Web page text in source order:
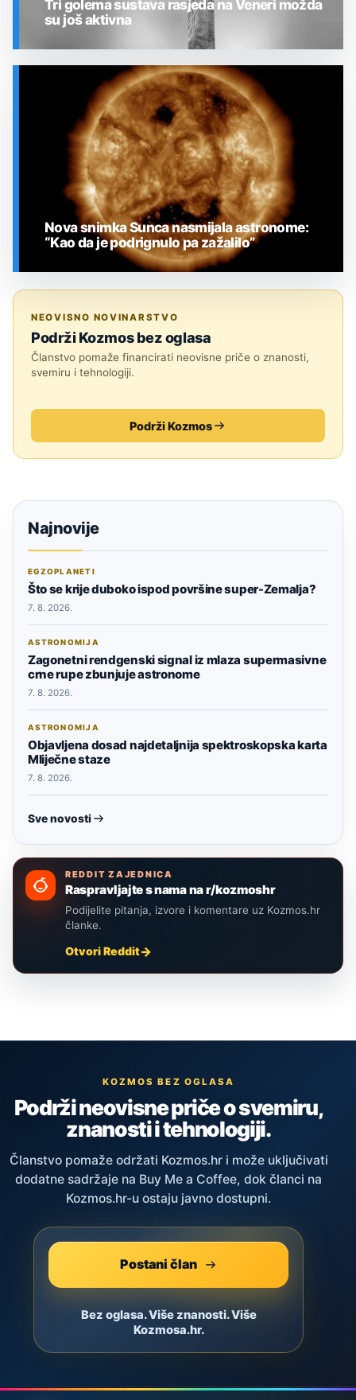
Tri golema sustava rasjeda na Veneri možda
su još aktivna
Nova snimka Sunca nasmijala astronome:
“Kao da je podrignulo pa zažalilo”
NEOVISNO NOVINARSTVO
Podrži Kozmos bez oglasa
Članstvo pomaže financirati neovisne priče o znanosti,
svemiru i tehnologiji.
Podrži Kozmos
Najnovije
EGZOPLANETI
Što se krije duboko ispod površine super-Zemalja?
7. 8. 2026.
ASTRONOMIJA
Zagonetni rendgenski signal iz mlaza supermasivne
crne rupe zbunjuje astronome
7. 8. 2026.
ASTRONOMIJA
Objavljena dosad najdetaljnija spektroskopska karta
Mliječne staze
7. 8. 2026.
Sve novosti
REDDIT ZAJEDNICA
Raspravljajte s nama na r/kozmoshr
Podijelite pitanja, izvore i komentare uz Kozmos.hr
članke.
Otvori Reddit
KOZMOS BEZ OGLASA
Podrži neovisne priče o svemiru,
znanosti i tehnologiji.
Članstvo pomaže održati Kozmos.hr i može uključivati
dodatne sadržaje na Buy Me a Coffee, dok članci na
Kozmos.hr-u ostaju javno dostupni.
Postani član
Bez oglasa. Više znanosti. Više
Kozmosa.hr.